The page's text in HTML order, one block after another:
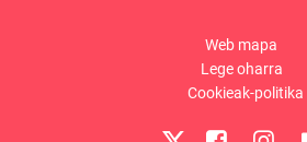
Web mapa
Lege oharra
Cookieak-politika